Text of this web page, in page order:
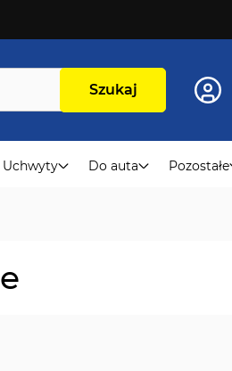
Szukaj
Uchwyty Do auta Pozostałe